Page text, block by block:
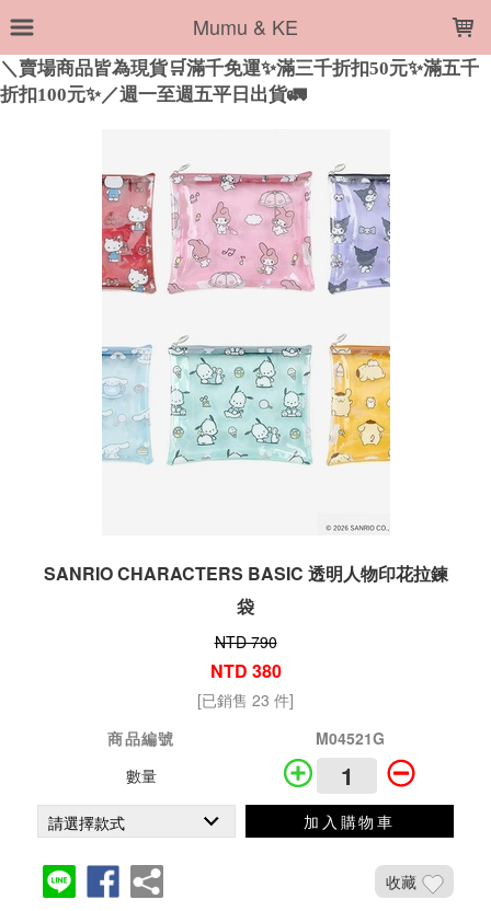
Mumu & KE
SANRIO CHARACTERS BASIC 透明人物印花拉鍊
袋
NTD 790
NTD 380
[已銷售 23 件]
商品編號
M04521G
數量
加入購物車
收藏